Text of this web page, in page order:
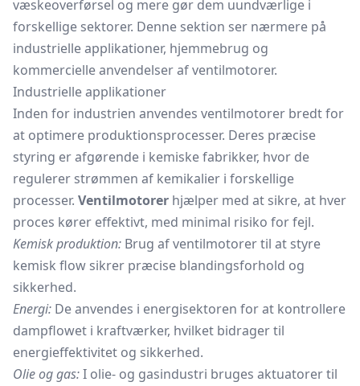
væskeoverførsel og mere gør dem uundværlige i
forskellige sektorer. Denne sektion ser nærmere på
industrielle applikationer, hjemmebrug og
kommercielle anvendelser af ventilmotorer.
Industrielle applikationer
Inden for industrien anvendes ventilmotorer bredt for
at optimere produktionsprocesser. Deres præcise
styring er afgørende i kemiske fabrikker, hvor de
regulerer strømmen af kemikalier i forskellige
processer. Ventilmotorer hjælper med at sikre, at hver
proces kører effektivt, med minimal risiko for fejl.
Kemisk produktion: Brug af ventilmotorer til at styre
kemisk flow sikrer præcise blandingsforhold og
sikkerhed.
Energi: De anvendes i energisektoren for at kontrollere
dampflowet i kraftværker, hvilket bidrager til
energieffektivitet og sikkerhed.
Olie og gas:I olie- og gasindustri bruges aktuatorer til